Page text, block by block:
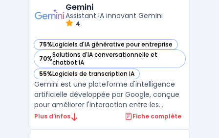
avancées d'automatisation des processus,
Watsonx permet aux organisations ...
Gemini
Assistant IA innovant Gemini
4
75%Logiciels d'IA générative pour entreprise
— voir Gemini dans cette catégorie
70%Solutions d'IA conversationnelle et
chatbot IA
— voir Gemini dans cette catégorie
55%Logiciels de transcription IA
— voir Gemini dans cette catégorie
Gemini est une plateforme d'intelligence
artificielle développée par Google, conçue
pour améliorer l'interaction entre les
utilisateurs et les systèmes à travers des
Plus d’infos Fiche complète